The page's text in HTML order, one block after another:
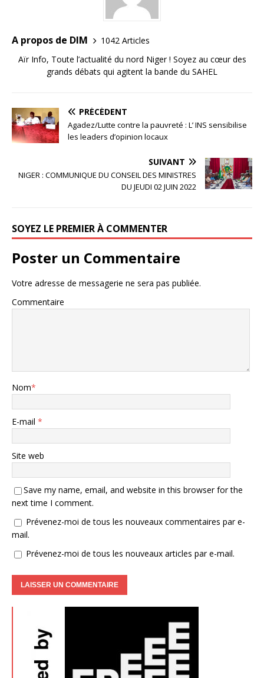
A propos de DIM
1042 Articles
Aïr Info, Toute l’actualité du nord Niger ! Soyez au cœur des
grands débats qui agitent la bande du SAHEL
PRÉCÉDENT
Agadez/Lutte contre la pauvreté : L’ INS sensibilise
les leaders d’opinion locaux
SUIVANT
NIGER : COMMUNIQUE DU CONSEIL DES MINISTRES
DU JEUDI 02 JUIN 2022
SOYEZ LE PREMIER À COMMENTER
Poster un Commentaire
Votre adresse de messagerie ne sera pas publiée.
Commentaire
Nom*
E-mail *
Site web
Save my name, email, and website in this browser for the
next time I comment.
Prévenez-moi de tous les nouveaux commentaires par e-
mail.
Prévenez-moi de tous les nouveaux articles par e-mail.